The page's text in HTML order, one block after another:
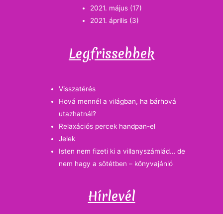
2021. május (17)
2021. április (3)
Legfrissebbek
Visszatérés
Hová mennél a világban, ha bárhová
utazhatnál?
Relaxációs percek handpan-el
Jelek
Isten nem fizeti ki a villanyszámlád… de
nem hagy a sötétben – könyvajánló
Hírlevél